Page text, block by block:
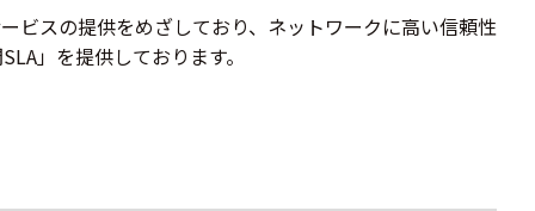
ビスの提供をめざしており、ネットワークに高い信頼性
」を提供しております。